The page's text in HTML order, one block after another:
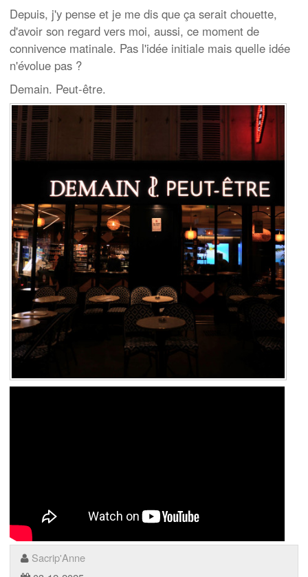
Depuis, j'y pense et je me dis que ça serait chouette,
d'avoir son regard vers moi, aussi, ce moment de
connivence matinale. Pas l'idée initiale mais quelle idée
n'évolue pas ?
Demain. Peut-être.
Sacrip'Anne